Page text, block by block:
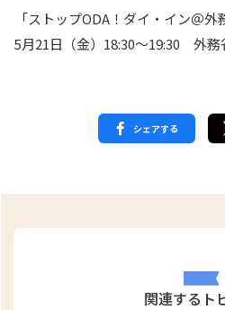
「ストップODA！ダイ・イン＠外
5月21日（金）18:30～19:30 外
シェアする
関連するト